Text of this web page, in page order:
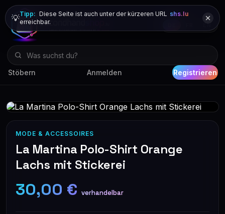
Stöbern Anmelden Registrieren
💡Tipp: Diese Seite ist auch unter der kürzeren URL shs.lu
erreichbar.
MODE & ACCESSOIRES
La Martina Polo-Shirt Orange
Lachs mit Stickerei
30,00 € verhandelbar